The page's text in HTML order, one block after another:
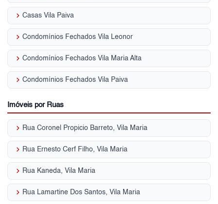
keyboard_arrow_right Casas Vila Paiva
keyboard_arrow_right Condomínios Fechados Vila Leonor
keyboard_arrow_right Condomínios Fechados Vila Maria Alta
keyboard_arrow_right Condomínios Fechados Vila Paiva
Imóveis por Ruas
keyboard_arrow_right Rua Coronel Propicio Barreto, Vila Maria
keyboard_arrow_right Rua Ernesto Cerf Filho, Vila Maria
keyboard_arrow_right Rua Kaneda, Vila Maria
keyboard_arrow_right Rua Lamartine Dos Santos, Vila Maria